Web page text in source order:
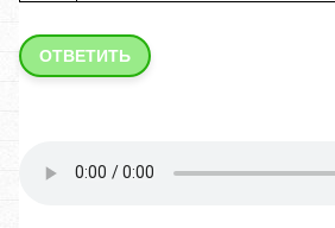
ОТВЕТИТЬ